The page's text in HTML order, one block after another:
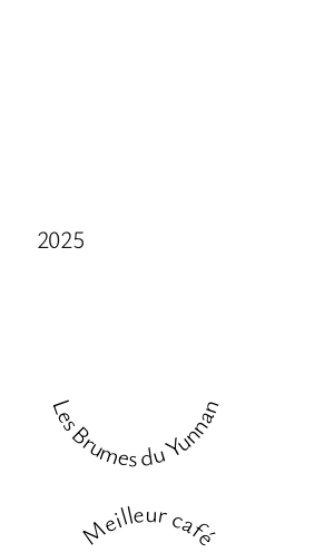
2025
Les Brumes du Yunnan
Meilleur café